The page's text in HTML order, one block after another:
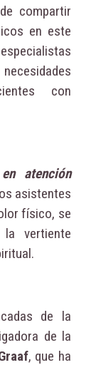
compartir
en este
con
atención
asistentes
físico, se
vertiente
de la
de la
, que ha